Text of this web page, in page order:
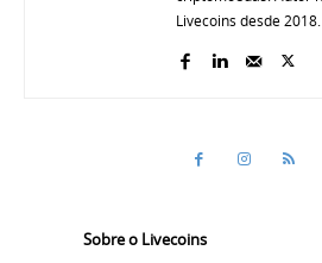
Livecoins desde 2018.
Sobre o Livecoins